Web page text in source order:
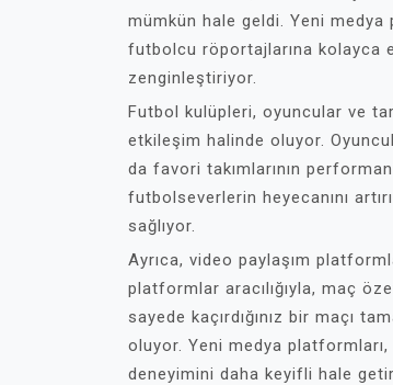
mümkün hale geldi. Yeni
futbolcu röportajlarına kolayca
zenginleştiriyor.
Futbol kulüpleri, oyuncular ve
etkileşim halinde oluyor.
da favori takımlarının
futbolseverlerin heyecanını
sağlıyor.
Ayrıca, video paylaşım
platformlar aracılığıyla, maç
sayede kaçırdığınız bir maçı
oluyor. Yeni medya
deneyimini daha keyifli hale